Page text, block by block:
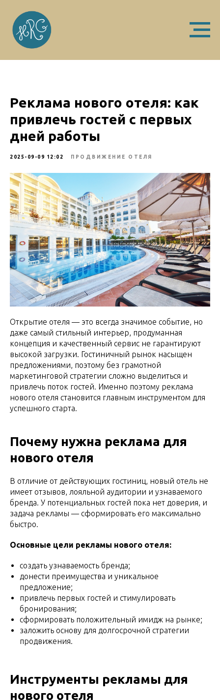
Реклама нового отеля: как
привлечь гостей с первых
дней работы
2025-09-09 12:02 ПРОДВИЖЕНИЕ ОТЕЛЯ
Открытие отеля — это всегда значимое событие, но
даже самый стильный интерьер, продуманная
концепция и качественный сервис не гарантируют
высокой загрузки. Гостиничный рынок насыщен
предложениями, поэтому без грамотной
маркетинговой стратегии сложно выделиться и
привлечь поток гостей. Именно поэтому реклама
нового отеля становится главным инструментом для
успешного старта.
Почему нужна реклама для
нового отеля
В отличие от действующих гостиниц, новый отель не
имеет отзывов, лояльной аудитории и узнаваемого
бренда. У потенциальных гостей пока нет доверия, и
задача рекламы — сформировать его максимально
быстро.
Основные цели рекламы нового отеля:
создать узнаваемость бренда;
донести преимущества и уникальное
предложение;
привлечь первых гостей и стимулировать
бронирования;
сформировать положительный имидж на рынке;
заложить основу для долгосрочной стратегии
продвижения.
Инструменты рекламы для
нового отеля